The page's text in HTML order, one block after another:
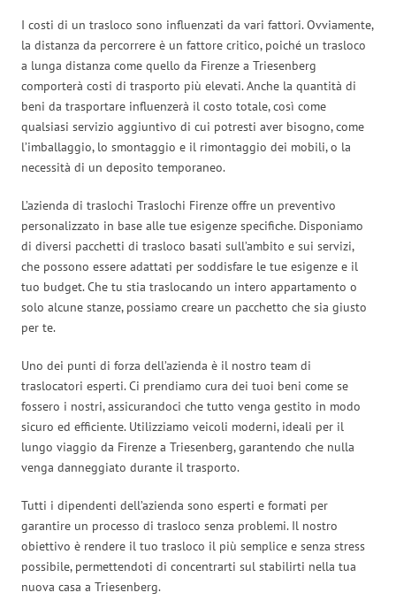
I costi di un trasloco sono influenzati da vari fattori. Ovviamente,
la distanza da percorrere è un fattore critico, poiché un trasloco
a lunga distanza come quello da Firenze a Triesenberg
comporterà costi di trasporto più elevati. Anche la quantità di
beni da trasportare influenzerà il costo totale, così come
qualsiasi servizio aggiuntivo di cui potresti aver bisogno, come
l’imballaggio, lo smontaggio e il rimontaggio dei mobili, o la
necessità di un deposito temporaneo.
L’azienda di traslochi Traslochi Firenze offre un preventivo
personalizzato in base alle tue esigenze specifiche. Disponiamo
di diversi pacchetti di trasloco basati sull’ambito e sui servizi,
che possono essere adattati per soddisfare le tue esigenze e il
tuo budget. Che tu stia traslocando un intero appartamento o
solo alcune stanze, possiamo creare un pacchetto che sia giusto
per te.
Uno dei punti di forza dell’azienda è il nostro team di
traslocatori esperti. Ci prendiamo cura dei tuoi beni come se
fossero i nostri, assicurandoci che tutto venga gestito in modo
sicuro ed efficiente. Utilizziamo veicoli moderni, ideali per il
lungo viaggio da Firenze a Triesenberg, garantendo che nulla
venga danneggiato durante il trasporto.
Tutti i dipendenti dell’azienda sono esperti e formati per
garantire un processo di trasloco senza problemi. Il nostro
obiettivo è rendere il tuo trasloco il più semplice e senza stress
possibile, permettendoti di concentrarti sul stabilirti nella tua
nuova casa a Triesenberg.